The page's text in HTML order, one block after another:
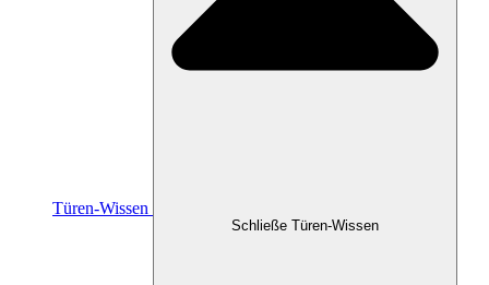
Türen-Wissen
Schließe Türen-Wissen